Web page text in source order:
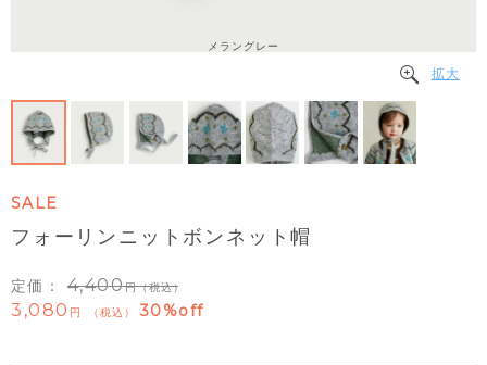
メラングレー
拡大
SALE
フォーリンニットボンネット帽
定価： 4,400 （税込）
3,080 税込 30%off